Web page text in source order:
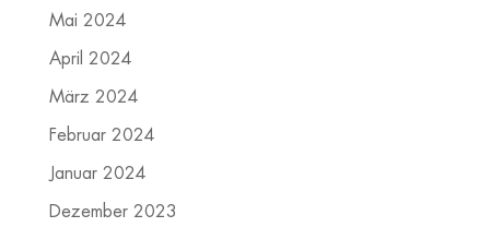
Mai 2024
April 2024
März 2024
Februar 2024
Januar 2024
Dezember 2023